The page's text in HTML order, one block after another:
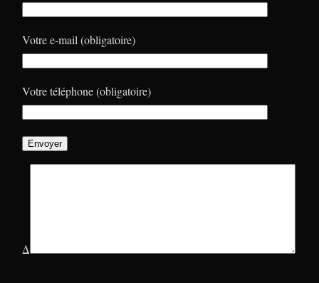
Votre e-mail (obligatoire)
Votre téléphone (obligatoire)
Δ